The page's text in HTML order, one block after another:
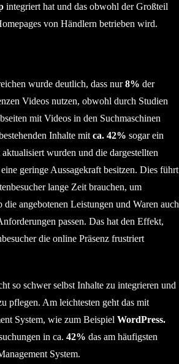
integriert hat und das obwohl der Großteil
von Händlern betrieben wird.
wurde deutlich, dass nur8% der
Videos nutzen, obwohl durch Studien
mit Videos in den Suchmaschinen
Inhalte mitca. 42% sogar ein
wurden und die dargestellten
geringe Aussagekraft besitzen. Dies führt
lange Zeit brauchen, um
die angebotenen Leistungen und Waren auch
passen. Das hat den Effekt,
die online Präsenz frustriert
so schwer selbst Inhalte zu integrieren und
pflegen. Am leichtesten geht das mit
System, wie zum Beispiel WordPress.
in ca. 42% das am häufigsten
System.